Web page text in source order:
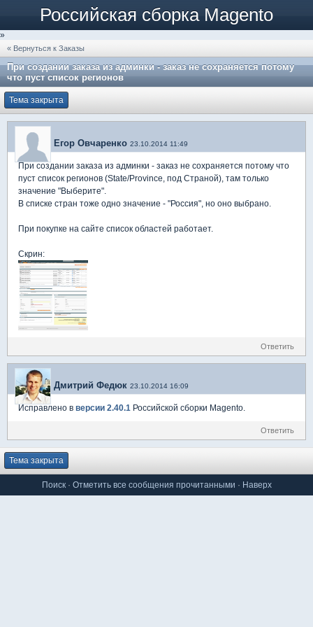
Российская сборка Magento
»
« Вернуться к Заказы
При создании заказа из админки - заказ не сохраняется потому
что пуст список регионов
Тема закрыта
Егор Овчаренко 23.10.2014 11:49
При создании заказа из админки - заказ не сохраняется потому что
пуст список регионов (State/Province, под Страной), там только
значение "Выберите".
В списке стран тоже одно значение - "Россия", но оно выбрано.
При покупке на сайте список областей работает.
Скрин:
Ответить
Дмитрий Федюк 23.10.2014 16:09
Исправлено в версии 2.40.1 Российской сборки Magento.
Ответить
Тема закрыта
Поиск· Отметить все сообщения прочитанными · Наверх